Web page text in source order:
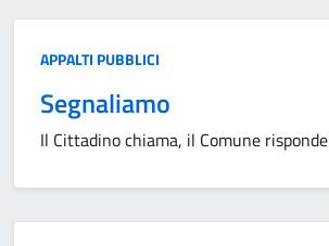
Categoria:
APPALTI PUBBLICI
Segnaliamo
Il Cittadino chiama, il Comune risponde